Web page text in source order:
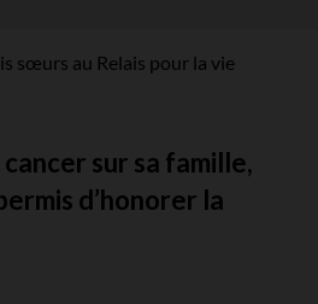
sœurs au Relais pour la vie
sur sa famille,
d’honorer la